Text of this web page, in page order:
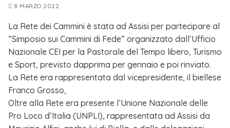
8 MARZO 2022
La Rete dei Cammini è stata ad Assisi per partecipare al
“Simposio sui Cammini di Fede” organizzato dall’Ufficio
Nazionale CEI per la Pastorale del Tempo libero, Turismo
e Sport, previsto dapprima per gennaio e poi rinviato.
La Rete era rappresentata dal vicepresidente, il biellese
Franco Grosso,
Oltre alla Rete era presente l’Unione Nazionale delle
Pro Loco d’Italia (UNPLI), rappresentata ad Assisi da